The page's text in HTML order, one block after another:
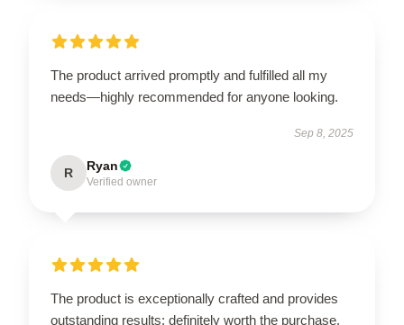
The product arrived promptly and fulfilled all my
needs—highly recommended for anyone looking.
Sep 8, 2025
R Ryan
Verified owner
The product is exceptionally crafted and provides
outstanding results; definitely worth the purchase.